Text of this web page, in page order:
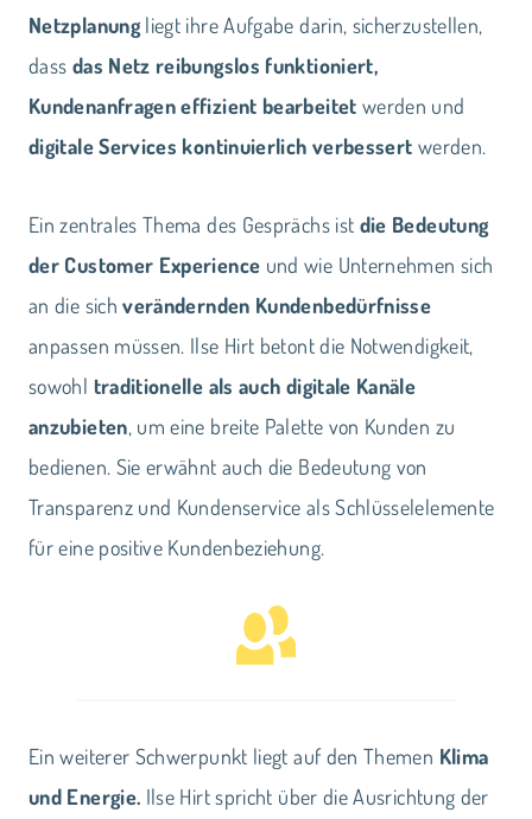
Netzplanungliegt ihre Aufgabe darin, sicherzustellen,
dass das Netz reibungslos funktioniert,
Kundenanfragen effizient bearbeitet werden und
digitale Services kontinuierlich verbessert werden.
Ein zentrales Thema des Gesprächs ist die Bedeutung
der Customer Experience und wie Unternehmen sich
an die sichverändernden Kundenbedürfnisse
anpassen müssen. Ilse Hirt betont die Notwendigkeit,
sowohl traditionelle als auch digitale Kanäle
anzubieten, um eine breite Palette von Kunden zu
bedienen. Sie erwähnt auch die Bedeutung von
Transparenz und Kundenservice als Schlüsselelemente
für eine positive Kundenbeziehung.
Ein weiterer Schwerpunkt liegt auf den Themen Klima
und Energie. Ilse Hirt spricht über die Ausrichtung der